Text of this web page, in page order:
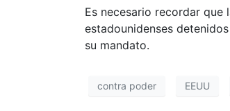
Es necesario recordar que
estadounidenses
su mandato.
contra poder EEUU